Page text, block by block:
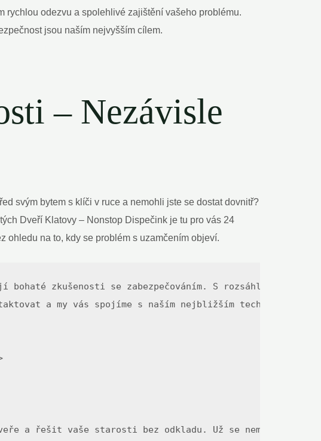
rychlou odezvu a spolehlivé zajištění vašeho problému.
jsou naším nejvyšším cílem.
– Nezávisle
svým bytem s klíči v ruce a nemohli jste se dostat dovnitř?
Dveří Klatovy – Nonstop Dispečink je tu pro vás 24
ohledu na to, kdy se problém s uzamčením objeví.
zkušenosti se zabezpečováním. S rozsáhlým
a my vás spojíme s naším nejbližším technikem v
a řešit vaše starosti bez odkladu. Už se nemusíte